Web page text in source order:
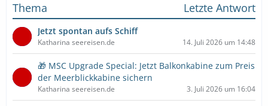
Thema
Letzte Antwort
Jetzt spontan aufs Schiff
Katharina seereisen.de 14. Juli 2026 um 14:48
🎁 MSC Upgrade Special: Jetzt Balkonkabine zum Preis
der Meerblickkabine sichern
Katharina seereisen.de 3. Juli 2026 um 16:04